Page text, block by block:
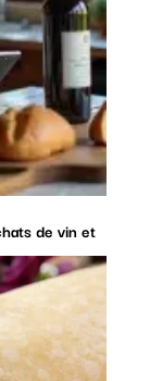
de vin et